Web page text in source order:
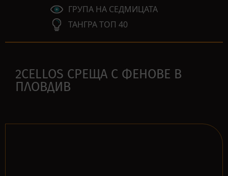
ГРУПА НА СЕДМИЦАТА
ТАНГРА ТОП 40
2CELLOS СРЕЩА С ФЕНОВЕ В
ПЛОВДИВ